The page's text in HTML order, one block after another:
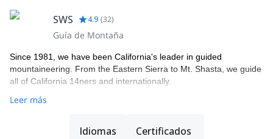
SWS 4.9 (32)
Guía de Montaña
Since 1981, we have been California's leader in guided
mountaineering. From the Eastern Sierra to Mt. Shasta, we guide
all of California 14ners and internationally.
Leer más
Idiomas Certificados